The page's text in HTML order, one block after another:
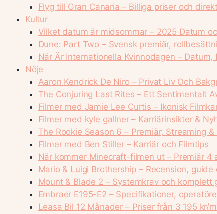
Flyg till Gran Canaria – Billiga priser och
Kultur
Vilket datum är midsommar – 2025 Datum
Dune: Part Two – Svensk premiär,
När Är Internationella Kvinnodagen –
Nöje
Aaron Kendrick De Niro – Privat Liv Och
The Conjuring Last Rites – Ett Sentimentalt
Filmer med Jamie Lee Curtis – Ikonisk
Filmer med kyle gallner – Karriärinsikter &
The Rookie Season 6 – Premiär, Streaming &
Filmer med Ben Stiller – Karriär och Filmtips
När kommer Minecraft-filmen ut – Premiär 4
Mario & Luigi Brothership – Recension, guide
Mount & Blade 2 – Systemkrav och komplett
Embraer E195-E2 – Specifikationer,
Leasa Bil 12 Månader – Priser från 3 195 kr/